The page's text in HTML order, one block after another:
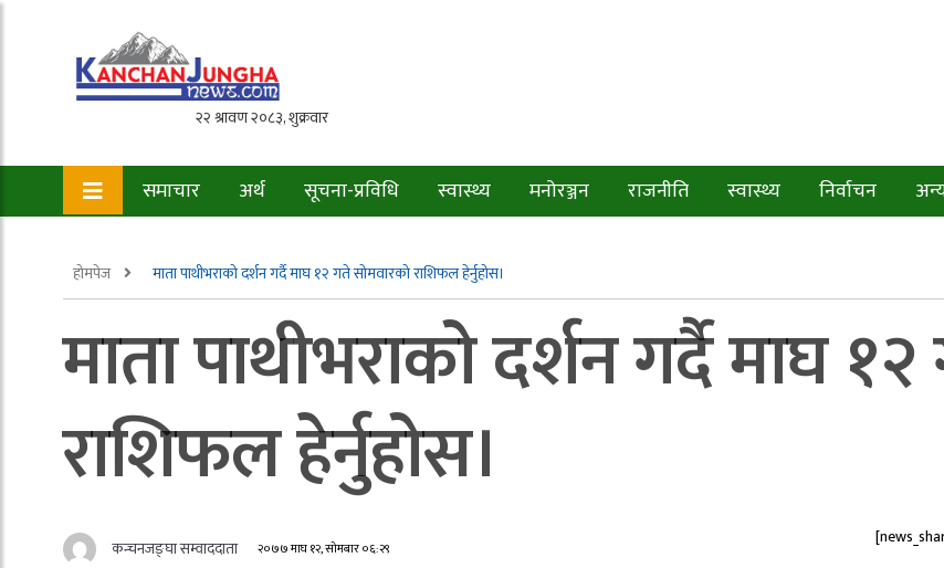
समाचार अर्थ सूचना-प्रविधि स्वास्थ्य मनोरञ्जन राजनीति स्वास्थ्य निर्वाचन
होमपेज माता पाथीभराको दर्शन गर्दै माघ १२ गते सोमवारको राशिफल हेर्नुहोस।
माता पाथीभराको दर्शन गर्दै माघ
राशिफल हेर्नुहोस।
कन्चनजङ्घा सम्वाददाता २०७७ माघ १२, सोमबार ०६:२९